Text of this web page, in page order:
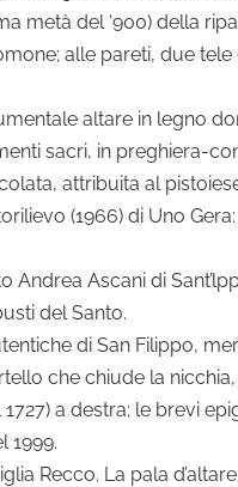
metà del ‘900) della
alle pareti, due
altare in legno
sacri, in preghiera-
attribuita al
(1966) di Uno
Ascani di
del Santo.
di San Filippo,
che chiude la
a destra; le brevi
1999.
Recco. La pala